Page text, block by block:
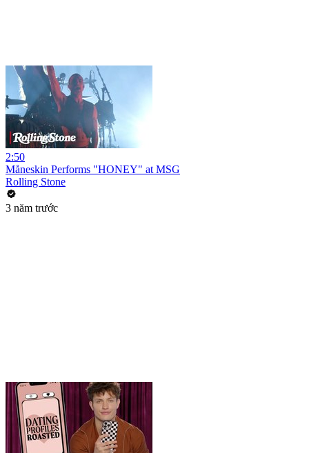
2:50
Måneskin Performs "HONEY" at MSG
Rolling Stone
3 năm trước